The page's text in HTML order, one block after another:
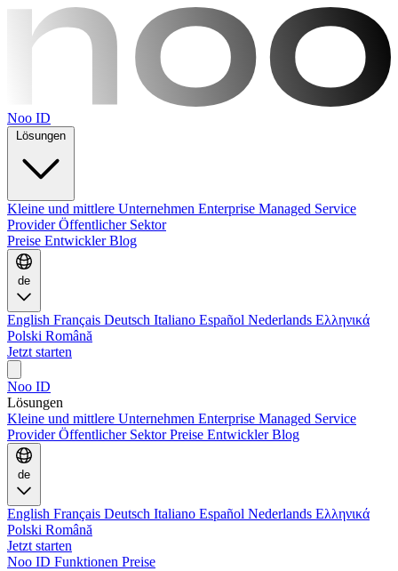
Noo ID
Kleine und mittlere Unternehmen Enterprise Managed Service
ProviderÖffentlicher Sektor
Preise EntwicklerBlog
de
English Français Deutsch Italiano Español Nederlands Ελληνικά
Polski Română
Jetzt starten
Noo ID
Lösungen
Kleine und mittlere Unternehmen Enterprise Managed Service
ProviderÖffentlicher SektorPreise EntwicklerBlog
de
English Français Deutsch Italiano Español Nederlands Ελληνικά
Polski Română
Jetzt starten
Noo ID Funktionen Preise